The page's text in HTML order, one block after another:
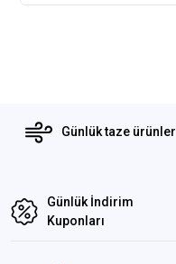
Günlük taze ürünler
Günlük İndirim
Kuponları